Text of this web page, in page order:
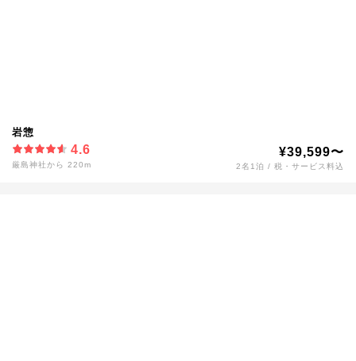
岩惣
4.6
厳島神社から 220m
¥39,599〜
2名1泊 / 税・サービス料込